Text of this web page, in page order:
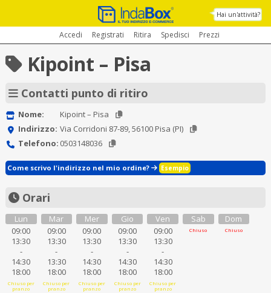
Hai un'attività?
Accedi Registrati Ritira Spedisci Prezzi
Kipoint – Pisa
Contatti punto di ritiro
Nome:
Kipoint – Pisa
Indirizzo: Via Corridoni 87-89, 56100 Pisa (PI)
Telefono: 0503148036
Come scrivo l'indirizzo nel mio ordine? Esempio
Orari
Lun
09:00
13:30
-
14:30
18:00
Chiuso per
pranzo
Mar
09:00
13:30
-
13:30
18:00
Chiuso per
pranzo
Mer
09:00
13:30
-
14:30
18:00
Chiuso per
pranzo
Gio
09:00
13:30
-
14:30
18:00
Chiuso per
pranzo
Ven
09:00
13:30
-
14:30
18:00
Chiuso per
pranzo
Sab
Chiuso
Dom
Chiuso